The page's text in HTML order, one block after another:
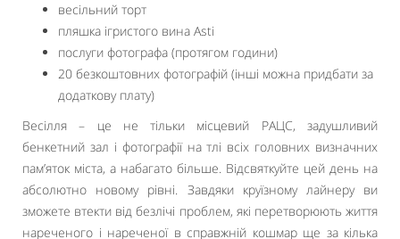
весільний торт
пляшка ігристого вина Asti
послуги фотографа (протягом години)
20 безкоштовних фотографій (інші можна придбати за
додаткову плату)
Весілля – це не тільки місцевий РАЦС, задушливий
бенкетний зал і фотографії на тлі всіх головних визначних
пам’яток міста, а набагато більше. Відсвяткуйте цей день на
абсолютно новому рівні. Завдяки круїзному лайнеру ви
зможете втекти від безлічі проблем, які перетворюють життя
нареченого і нареченої в справжній кошмар ще за кілька